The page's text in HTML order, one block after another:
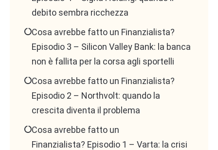
debito sembra ricchezza
Cosa avrebbe fatto un Finanzialista?
Episodio 3 – Silicon Valley Bank: la banca
non è fallita per la corsa agli sportelli
Cosa avrebbe fatto un Finanzialista?
Episodio 2 – Northvolt: quando la
crescita diventa il problema
Cosa avrebbe fatto un
Finanzialista? Episodio 1 – Varta: la crisi